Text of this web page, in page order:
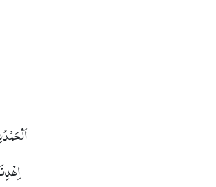
اَلۡحَمۡدُلِلّٰہِ رَبِّ
اِہۡدِنَا